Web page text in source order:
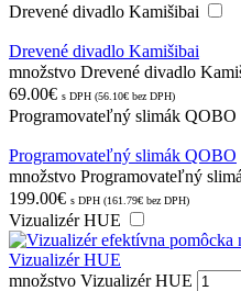
Drevené divadlo Kamišibai
Drevené divadlo Kamišibai
množstvo Drevené divadlo
69.00€ s DPH (56.10€ bez DPH)
Programovateľný slimák QOBO
Programovateľný slimák QOBO
množstvo Programovateľný
199.00€ s DPH (161.79€ bez DPH)
Vizualizér HUE
Vizualizér HUE
množstvo Vizualizér HUE